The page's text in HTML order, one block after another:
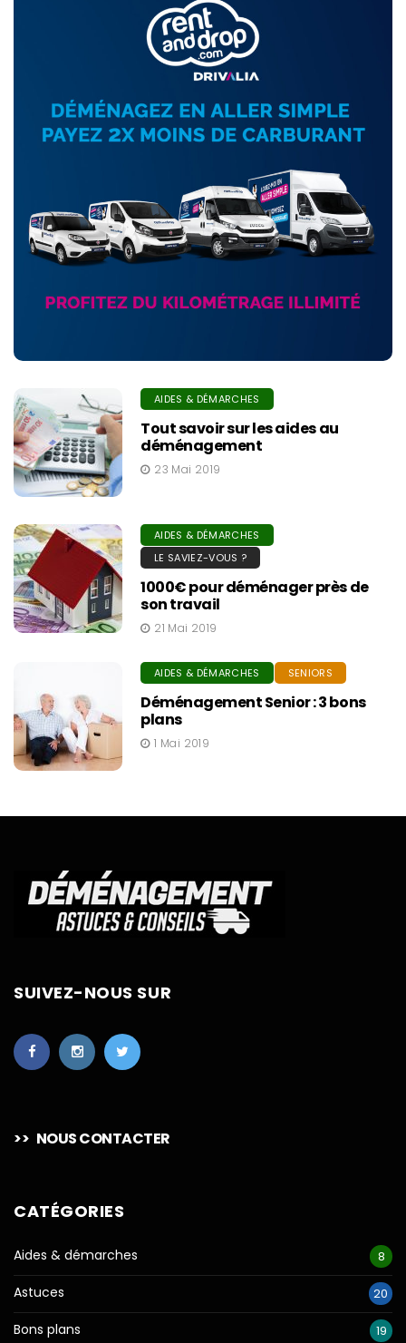
AIDES & DÉMARCHES
Tout savoir sur les aides au
déménagement
23 Mai 2019
AIDES & DÉMARCHES
LE SAVIEZ-VOUS ?
1000€ pour déménager près de
son travail
21 Mai 2019
AIDES & DÉMARCHES SENIORS
Déménagement Senior : 3 bons
plans
1 Mai 2019
SUIVEZ-NOUS SUR
>> NOUS CONTACTER
CATÉGORIES
Aides & démarches 8
Astuces 20
Bons plans 19